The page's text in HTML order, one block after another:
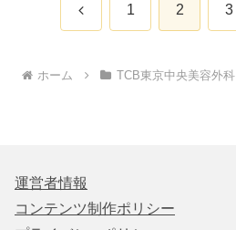
前 1 2 3
ホーム TCB東京中央美容外科
運営者情報
コンテンツ制作ポリシー